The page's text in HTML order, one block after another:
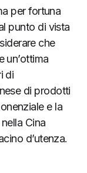
per fortuna
punto di vista
che
un’ottima
di
di prodotti
e la
Cina
d’utenza.